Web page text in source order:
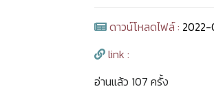
ดาวน์โหลดไฟล์ :
link :
อ่านแล้ว 107 ครั้ง